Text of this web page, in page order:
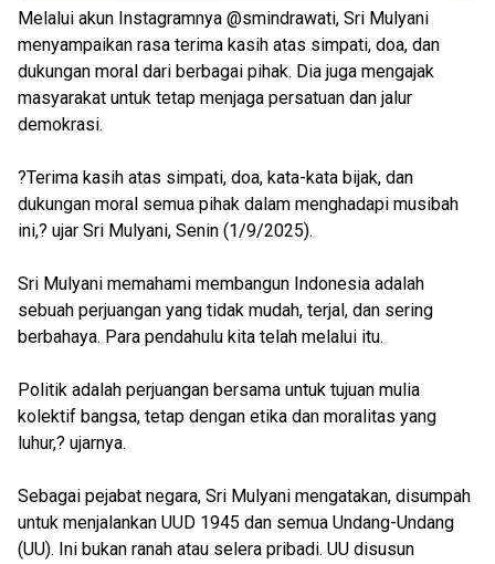
Melalui akun Instagramnya @smindrawati, Sri Mulyani
menyampaikan rasa terima kasih atas simpati, doa, dan
dukungan moral dari berbagai pihak. Dia juga mengajak
masyarakat untuk tetap menjaga persatuan dan jalur
demokrasi.
?Terima kasih atas simpati, doa, kata-kata bijak, dan
dukungan moral semua pihak dalam menghadapi musibah
ini,? ujar Sri Mulyani, Senin (1/9/2025).
Sri Mulyani memahami membangun Indonesia adalah
sebuah perjuangan yang tidak mudah, terjal, dan sering
berbahaya. Para pendahulu kita telah melalui itu.
Politik adalah perjuangan bersama untuk tujuan mulia
kolektif bangsa, tetap dengan etika dan moralitas yang
luhur,? ujarnya.
Sebagai pejabat negara, Sri Mulyani mengatakan, disumpah
untuk menjalankan UUD 1945 dan semua Undang-Undang
(UU). Ini bukan ranah atau selera pribadi. UU disusun